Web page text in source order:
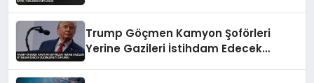
Trump Göçmen Kamyon Şoförleri
Yerine Gazileri İstihdam Edecek